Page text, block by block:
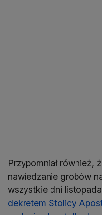
Przypomniał również,
nawiedzanie grobów
wszystkie dni
dekretem Stolicy